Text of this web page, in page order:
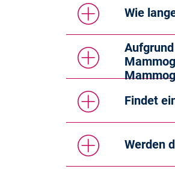
Wie
Findet
Werden